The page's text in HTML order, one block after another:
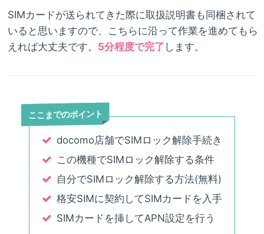
SIMカードが送られてきた際に取扱説明書も同梱されて
いると思いますので、こちらに沿って作業を進めてもら
えれば大丈夫です。 5分程度で完了 します。
ここまでのポイント
docomo店舗でSIMロック解除手続き
この機種でSIMロック解除する条件
自分でSIMロック解除する方法(無料)
格安SIMに契約してSIMカードを入手
SIMカードを挿してAPN設定を行う